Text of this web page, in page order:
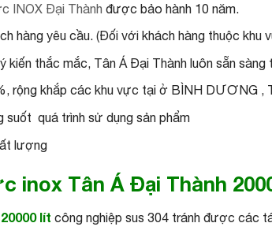
INOX Đại Thành được bảo hành 10 năm.
hàng yêu cầu. (Đối với khách hàng thuộc khu
kiến thắc mắc, Tân Á Đại Thành luôn sẵn
rộng khắp các khu vực tại ở BÌNH DƯƠNG ,
suốt quá trình sử dụng sản phẩm
lượng
inox Tân Á Đại Thành
lít công nghiệp sus 304 tránh được các